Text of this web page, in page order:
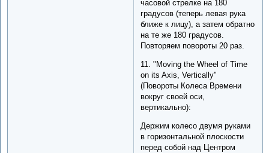
часовой стрелке на 180
градусов (теперь левая рука
ближе к лицу), а затем обратно
на те же 180 градусов.
Повторяем повороты 20 раз.
11. "Moving the Wheel of Time
on its Axis, Vertically"
(Повороты Колеса Времени
вокруг своей оси,
вертикально):
Держим колесо двумя руками
в горизонтальной плоскости
перед собой над Центром